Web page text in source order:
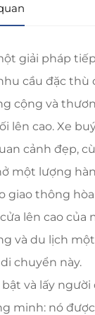
giải pháp
cầu đặc thù
cộng và
lên cao. Xe
cảnh đẹp,
một lượng
thông
lên cao
và du lịch
chuyển này.
và lấy
minh: nó